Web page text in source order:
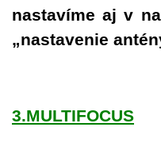
nastavíme aj v
„nastavenie
3.MULTIFOCUS